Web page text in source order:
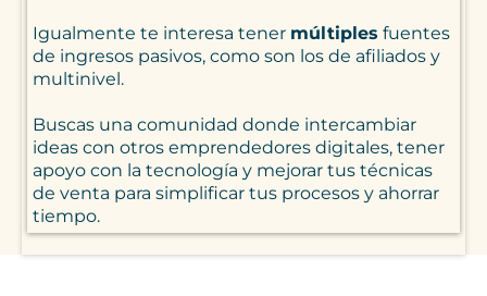
Igualmente te interesa tener múltiples fuentes
de ingresos pasivos, como son los de afiliados y
multinivel.
Buscas una comunidad donde intercambiar
ideas con otros emprendedores digitales, tener
apoyo con la tecnología y mejorar tus técnicas
de venta para simplificar tus procesos y ahorrar
tiempo.